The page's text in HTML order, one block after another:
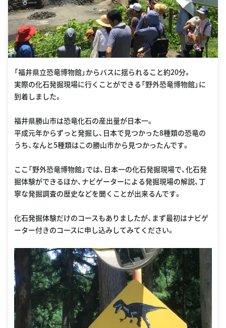
「福井県立恐竜博物館」からバスに揺られること約20分。
実際の化石発掘現場に行くことができる「野外恐竜博物館」に
到着しました。
福井県勝山市は恐竜化石の産出量が日本一。
平成元年からずっと発掘し、日本で見つかった8種類の恐竜の
うち、なんと5種類はこの勝山市から見つかったんです。
ここ「野外恐竜博物館」では、日本一の化石発掘現場で、化石発
掘体験ができるほか、ナビゲーターによる発掘現場の解説、丁
寧な発掘調査の歴史などを聞くことが出来るんです。
化石発掘体験だけのコースもありましたが、まず最初はナビゲ
ーター付きのコースに申し込みしてみてください。